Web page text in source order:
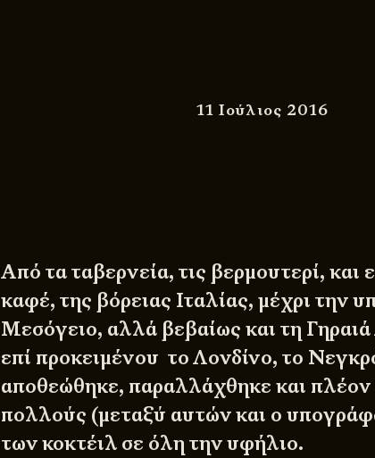
11 Ιούλιος 2016
Από τα ταβερνεία, τις βερμουτερί, και
καφέ, της βόρειας Ιταλίας, μέχρι την
Μεσόγειο, αλλά βεβαίως και τη
επί προκειμένου το Λονδίνο, το
αποθεώθηκε, παραλλάχθηκε και πλέον
πολλούς (μεταξύ αυτών και ο
των κοκτέιλ σε όλη την υφήλιο.